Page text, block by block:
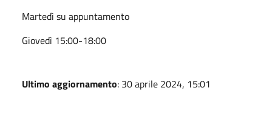
Martedì su appuntamento
Giovedì 15:00-18:00
Ultimo aggiornamento: 30 aprile 2024, 15:01